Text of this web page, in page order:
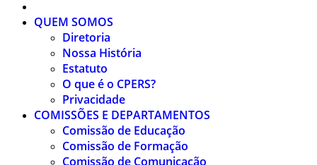
QUEM SOMOS
Diretoria
Nossa História
Estatuto
O que é o CPERS?
Privacidade
COMISSÕES E DEPARTAMENTOS
Comissão de Educação
Comissão de Formação
Comissão de Comunicação